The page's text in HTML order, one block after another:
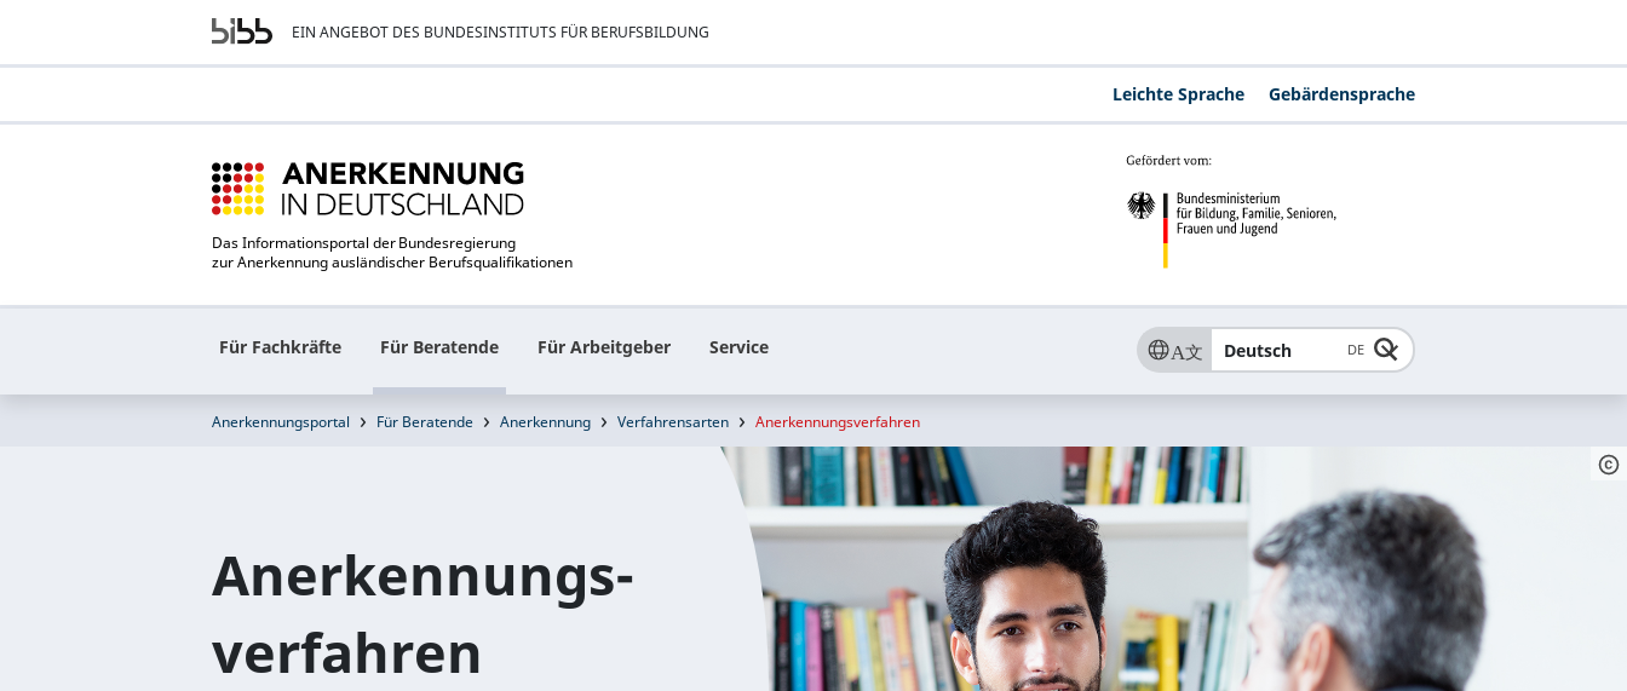
EIN ANGEBOT DES BUNDESINSTITUTS FÜR BERUFSBILDUNG
Leichte Sprache Gebärdensprache
Das Informationsportal der Bundesregierung
zur Anerkennung ausländischer Berufsqualifikationen
Für Fachkräfte Für Beratende Für Arbeitgeber Service Deutsch DE
Anerkennungsportal Für Beratende Anerkennung Verfahrensarten Anerkennungsverfahren
An­er­ken­nungs­
ver­fah­ren